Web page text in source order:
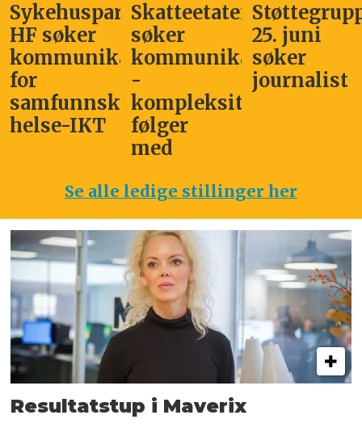
Sykehuspartner
HF søker
kommunikasjonssjef
for
samfunnskritisk
helse-IKT
Skatteetaten
søker
kommunikasjonsleder
-
kompleksitet
følger
med
25. juni
søker
journalist
Se alle ledige stillinger her
Resultatstup i Maverix